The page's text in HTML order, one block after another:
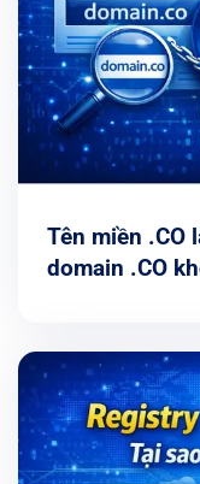
Tên miền .CO
domain .CO